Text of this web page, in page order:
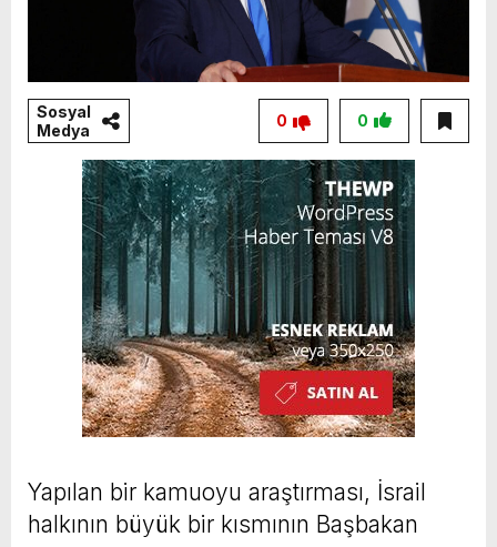
Sosyal
Medya
0
0
Yapılan bir kamuoyu araştırması, İsrail
halkının büyük bir kısmının Başbakan